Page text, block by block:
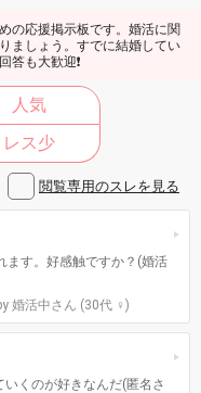
の応援掲示板です。婚活に関
ましょう。すでに結婚してい
答も大歓迎❗
人気
レス少
閲覧専用のスレを見る
ます。好感触ですか？(婚活
婚活中さん (30代 ♀)
くのが好きなんだ(匿名さ